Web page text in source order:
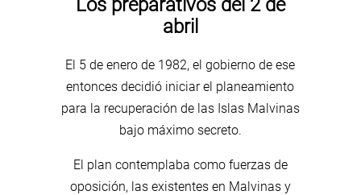
Los preparativos del 2 de
abril
El 5 de enero de 1982, el gobierno de ese
entonces decidió iniciar el planeamiento
para la recuperación de las Islas Malvinas
bajo máximo secreto.
El plan contemplaba como fuerzas de
oposición, las existentes en Malvinas y